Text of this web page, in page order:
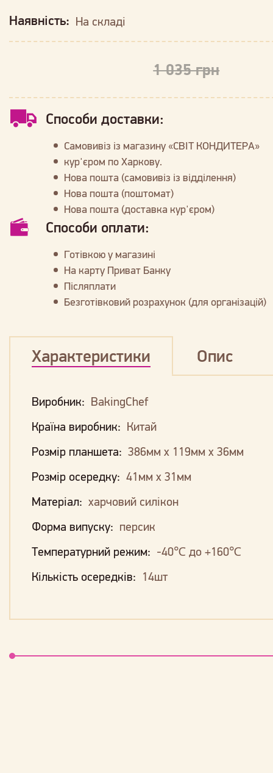
Наявність: На складі
1 035 грн
Способи доставки:
Самовивіз із магазину «СВІТ КОНДИТЕРА»
кур'єром по Харкову.
Нова пошта (самовивіз із відділення)
Нова пошта (поштомат)
Нова пошта (доставка кур'єром)
Способи оплати:
Готівкою у магазині
На карту Приват Банку
Післяплати
Безготівковий розрахунок (для організацій)
Характеристики Опис
Виробник: BakingChef
Країна виробник: Китай
Розмір планшета: 386мм х 119мм х 36мм
Розмір осередку: 41мм х 31мм
Матеріал: харчовий силікон
Форма випуску: персик
Температурний режим: -40℃ до +160℃
Кількість осередків: 14шт